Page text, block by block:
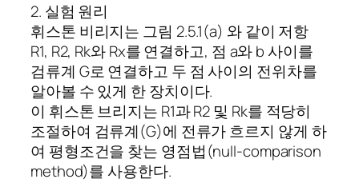
2. 실험 원리
휘스톤 비리지는 그림 2.5.1(a) 와 같이 저항
R1, R2, Rk와 Rx를 연결하고, 점 a와 b 사이를
검류계 G로 연결하고 두 점 사이의 전위차를
알아볼 수 있게 한 장치이다.
이 휘스톤 브리지는 R1과 R2 및 Rk를 적당히
조절하여 검류계(G)에 전류가 흐르지 않게 하
여 평형조건을 찾는 영점법(null-comparison
method)를 사용한다.